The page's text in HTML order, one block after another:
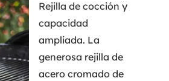
Rejilla de cocción y
capacidad
ampliada. La
generosa rejilla de
acero cromado de